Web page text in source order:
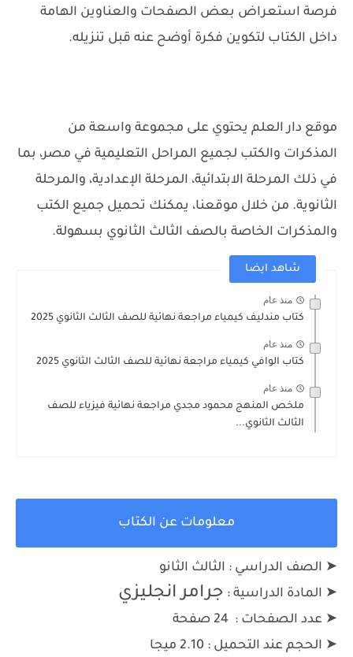
فرصة استعراض بعض الصفحات والعناوين الهامة
داخل الكتاب لتكوين فكرة أوضح عنه قبل تنزيله.
موقع دار العلم يحتوي على مجموعة واسعة من
المذكرات والكتب لجميع المراحل التعليمية في مصر، بما
في ذلك المرحلة الابتدائية، المرحلة الإعدادية، والمرحلة
الثانوية. من خلال موقعنا، يمكنك تحميل جميع الكتب
والمذكرات الخاصة بالصف الثالث الثانوي بسهولة.
شاهد ايضا
منذ عام
كتاب مندليف كيمياء مراجعة نهائية للصف الثالث الثانوي 2025
منذ عام
كتاب الوافي كيمياء مراجعة نهائية للصف الثالث الثانوي 2025
منذ عام
ملخص المنهج محمود مجدي مراجعة نهائية فيزياء للصف
الثالث الثانوي...
معلومات عن الكتاب
➤ الصف الدراسي : الثالث الثانو
➤ المادة الدراسية : جرامر انجليزي
➤ عدد الصفحات : 24 صفحة
➤ الحجم عند التحميل : 2.10 ميجا